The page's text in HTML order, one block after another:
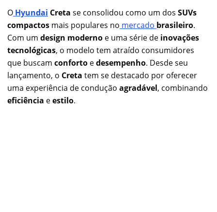
O Hyundai Creta se consolidou como um dos SUVs
compactos mais populares no mercado brasileiro.
Com um design moderno e uma série de inovações
tecnológicas, o modelo tem atraído consumidores
que buscam conforto edesempenho. Desde seu
lançamento, o Creta tem se destacado por oferecer
uma experiência de condução agradável, combinando
eficiência eestilo.